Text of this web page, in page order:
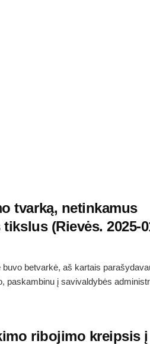
tvarką, netinkamus
(Rievės. 2025-
betvarkė, aš kartais
paskambinu į savivaldybės
ribojimo kreipsis į